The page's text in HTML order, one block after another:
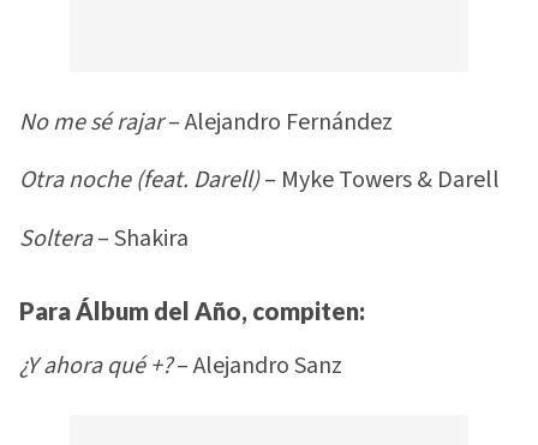
No me sé rajar– Alejandro Fernández
Otra noche (feat. Darell)– Myke Towers & Darell
Soltera– Shakira
Para Álbum del Año, compiten:
¿Y ahora qué +?– Alejandro Sanz